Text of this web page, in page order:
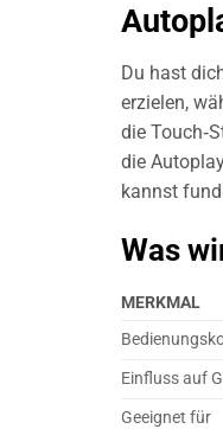
Du hast
erzielen,
die
die
kannst
Was
MERKMAL
Einfluss auf
Geeignet für